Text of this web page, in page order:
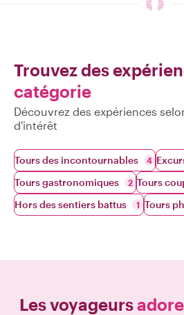
Trouvez des
catégorie
Découvrez des expériences
d'intérêt
Tours des incontournables 4
Tours gastronomiques 2 Tours
Hors des sentiers battus 1 Tours
Les voyageurs